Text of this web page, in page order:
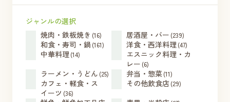
ジャンルの選択
焼肉・鉄板焼き (16) 居酒屋・バー (239)
和食・寿司・鍋 (161) 洋食・西洋料理 (47)
中華料理 (14)
エスニック料理・カ
レー (6)
ラーメン・うどん (25) 弁当・惣菜(11)
カフェ・軽食・ス
イーツ (36)
その他飲食店(29)